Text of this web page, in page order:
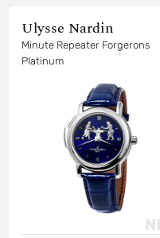
Ulysse Nardin
Minute Repeater Forgerons
Platinum